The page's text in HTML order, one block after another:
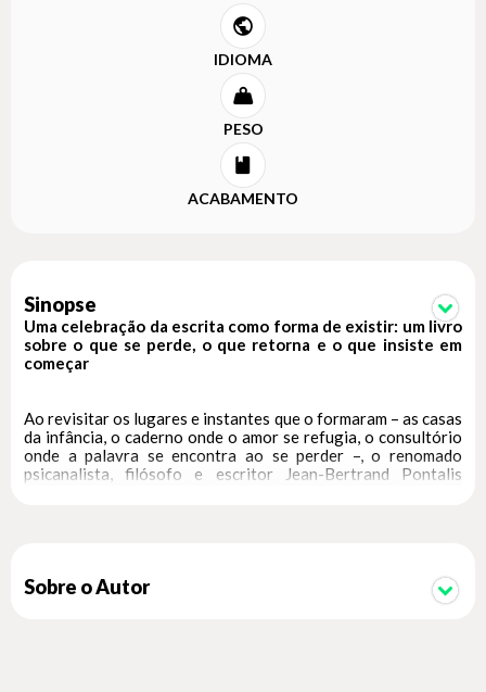
IDIOMA
PESO
ACABAMENTO
Sinopse
Uma celebração da escrita como forma de existir: um livro
sobre o que se perde, o que retorna e o que insiste em
começar
Ao revisitar os lugares e instantes que o formaram – as casas
da infância, o caderno onde o amor se refugia, o consultório
onde a palavra se encontra ao se perder –, o renomado
psicanalista, filósofo e escritor Jean-Bertrand Pontalis
memória.
Sobre o Autor